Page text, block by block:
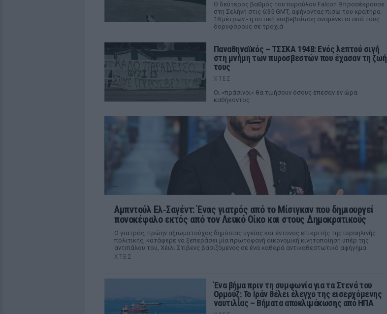
Ο δεύτερος βαθμός του πυραύλου Falcon 9 προσέκρουσε
στη Σελήνη στις 6:35 GMT, αφήνοντας πίσω του κρατήρα
18 μέτρων - η οπτική επιβεβαίωση αναμένεται από τους
δορυφόρους σε τροχιά
Παναθηναϊκός – ΤΣΣΚΑ 1948: Ενός λεπτού σιγή
στη μνήμη των πυροσβεστών που έχασαν τη ζωή
τους
ΧΤΕΣ
Οι «πράσινοι« θα τιμήσουν όσους έπεσαν εν ώρα
καθήκοντος
Αμπντούλ Ελ‑Σαγέντ: Ένας γιατρός από το Μίσιγκαν που δημιουργεί
πονοκέφαλο εκτός από τον Λευκό Οίκο και στους Δημοκρατικούς
Ο γιατρός, πρώην αξιωματούχος δημόσιας υγείας και έντονος επικριτής της ισραηλινής
πολιτικής, κατάφερε να ξεπεράσει μία πρωτοφανή οικονομική κινητοποίηση υπέρ της
αντιπάλου του, Χέιλι Στίβενς βασιζόμενος σε ένα καθαρά αντικαθεστωτικό αφήγημα
ΧΤΕΣ
Ένα βήμα πριν τη συμφωνία για τα Στενά του
Ορμούζ: Το Ιράν θέλει έλεγχο της εισερχόμενης
ναυτιλίας – Βήματα αποκλιμάκωσης από ΗΠΑ